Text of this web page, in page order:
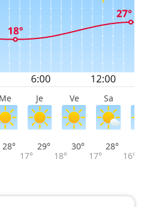
Me Je Ve Sa
28°
17°
29°
18°
30°
17°
28°
16°